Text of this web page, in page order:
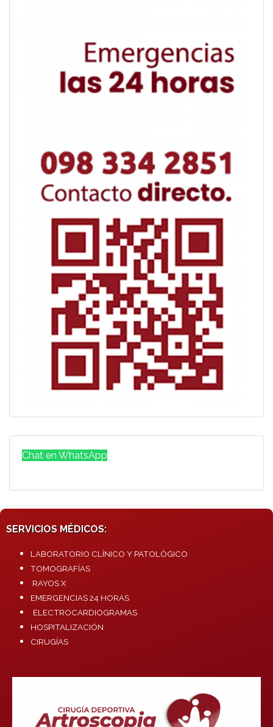
Chat en WhatsApp
SERVICIOS MÉDICOS:
LABORATORIO CLÍNICO Y PATOLÓGICO
TOMOGRAFÍAS
RAYOS X
EMERGENCIAS 24 HORAS
ELECTROCARDIOGRAMAS
HOSPITALIZACIÓN
CIRUGÍAS